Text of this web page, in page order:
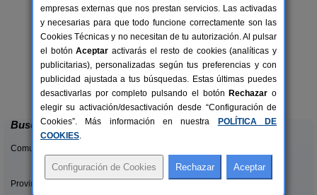
4-10+1 pers.
desde21 €
La Morera de Agustina
Villanueva de Carazo (Burgos)
Buscar
Comunidades:
Provincias/Islas:
empresas externas que nos prestan servicios. Las activadas
y necesarias para que todo funcione correctamente son las
Cookies Técnicas y no necesitan de tu autorización. Al pulsar
el botónAceptar activarás el resto de cookies (analíticas y
publicitarias), personalizadas según tus preferencias y con
publicidad ajustada a tus búsquedas. Estas últimas puedes
desactivarlas por completo pulsando el botón Rechazar o
elegir su activación/desactivación desde “Configuración de
Cookies”. Más información en nuestra
POLÍTICA DE
COOKIES.